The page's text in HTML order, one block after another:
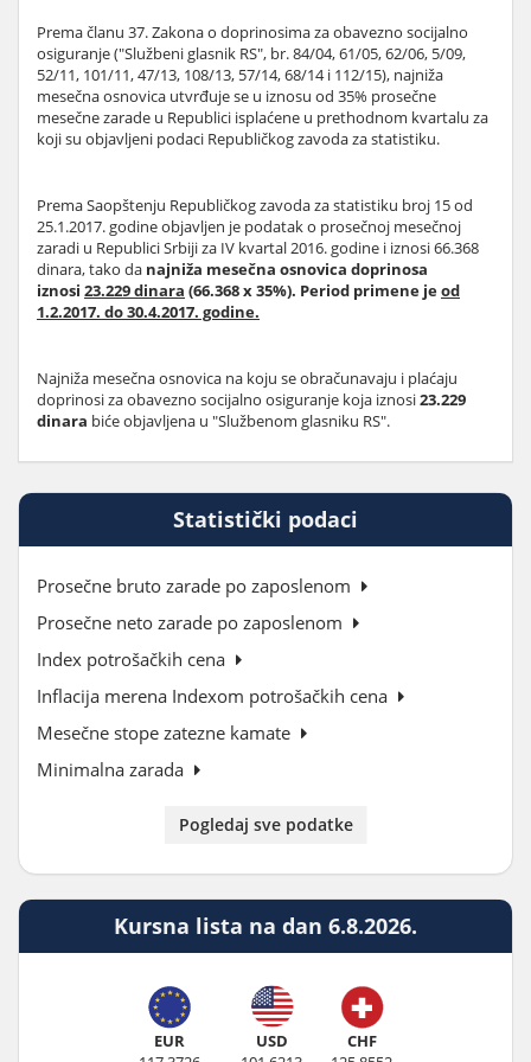
Prema članu 37. Zakona o doprinosima za obavezno socijalno
osiguranje ("Službeni glasnik RS", br. 84/04, 61/05, 62/06, 5/09,
52/11, 101/11, 47/13, 108/13, 57/14, 68/14 i 112/15), najniža
mesečna osnovica utvrđuje se u iznosu od 35% prosečne
mesečne zarade u Republici isplaćene u prethodnom kvartalu za
koji su objavljeni podaci Republičkog zavoda za statistiku.
Prema Saopštenju Republičkog zavoda za statistiku broj 15 od
25.1.2017. godine objavljen je podatak o prosečnoj mesečnoj
zaradi u Republici Srbiji za IV kvartal 2016. godine i iznosi 66.368
dinara, tako da najniža mesečna osnovica doprinosa
iznosi 23.229 dinara (66.368 x 35%). Period primene jeod
1.2.2017. do 30.4.2017. godine.
Najniža mesečna osnovica na koju se obračunavaju i plaćaju
doprinosi za obavezno socijalno osiguranje koja iznosi23.229
dinara biće objavljena u "Službenom glasniku RS".
Statistički podaci
Prosečne bruto zarade po zaposlenom
Prosečne neto zarade po zaposlenom
Index potrošačkih cena
Inflacija merena Indexom potrošačkih cena
Mesečne stope zatezne kamate
Minimalna zarada
Pogledaj sve podatke
Kursna lista na dan 6.8.2026.
EUR
USD
CHF